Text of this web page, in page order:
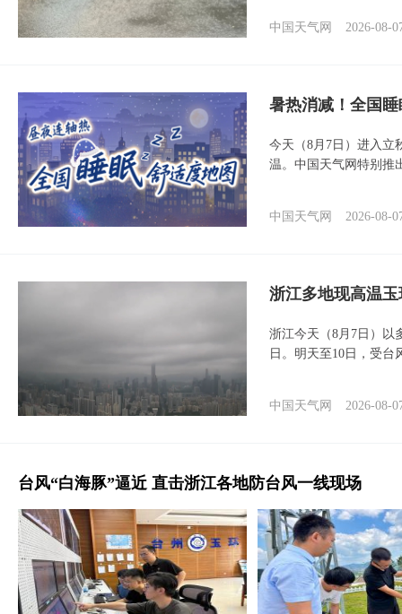
中国天气网 2026-08-
暑热消减！全国
今天（8月7日）进入立
温。中国天气网特别推
中国天气网 2026-08-
浙江多地现高温
浙江今天（8月7日）以
日。明天至10日，受台
中国天气网 2026-08-
台风“白海豚”逼近 直击浙江各地防台风一线现场